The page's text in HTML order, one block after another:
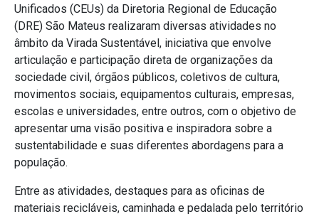
Unificados (CEUs) da Diretoria Regional de Educação
(DRE) São Mateus realizaram diversas atividades no
âmbito da Virada Sustentável, iniciativa que envolve
articulação e participação direta de organizações da
sociedade civil, órgãos públicos, coletivos de cultura,
movimentos sociais, equipamentos culturais, empresas,
escolas e universidades, entre outros, com o objetivo de
apresentar uma visão positiva e inspiradora sobre a
sustentabilidade e suas diferentes abordagens para a
população.
Entre as atividades, destaques para as oficinas de
materiais recicláveis, caminhada e pedalada pelo território